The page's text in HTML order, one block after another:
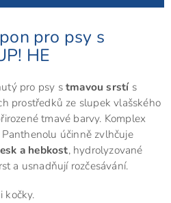
pro psy s
HE
pro psy stmavou srstís
prostředků ze slupek vlašského
tmavé barvy. Komplex
účinně zvlhčuje
a hebkost, hydrolyzované
a usnadňují rozčesávání.
kočky.